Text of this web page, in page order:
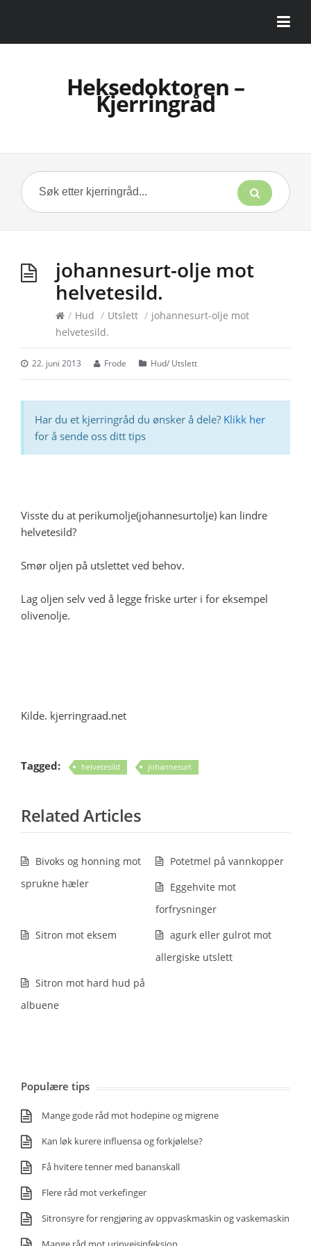
Heksedoktoren –
Kjerringråd
johannesurt-olje mot
helvetesild.
/ Hud / Utslett / johannesurt-olje mot
helvetesild.
22. juni 2013 Frode Hud/ Utslett
Har du et kjerringråd du ønsker å dele? Klikk her
for å sende oss ditt tips
Visste du at perikumolje(johannesurtolje) kan lindre
helvetesild?
Smør oljen på utslettet ved behov.
Lag oljen selv ved å legge friske urter i for eksempel
olivenolje.
Kilde. kjerringraad.net
Tagged: helvetesild johannesurt
Related Articles
Bivoks og honning mot
sprukne hæler
Potetmel på vannkopper
Eggehvite mot
forfrysninger
Sitron mot eksem
agurk eller gulrot mot
allergiske utslett
Sitron mot hard hud på
albuene
Populære tips
Mange gode råd mot hodepine og migrene
Kan løk kurere influensa og forkjølelse?
Få hvitere tenner med bananskall
Flere råd mot verkefinger
Sitronsyre for rengjøring av oppvaskmaskin og vaskemaskin